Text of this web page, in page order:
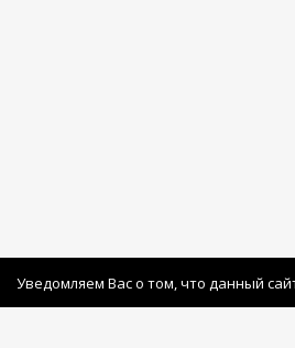
Уведомляем Вас о том, что данный